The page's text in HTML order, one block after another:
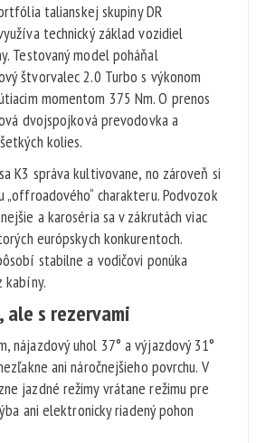
talianskej skupiny DR
technický základ vozidiel
Testovaný model poháňal
štvorvalec 2.0 Turbo s výkonom
momentom 375 Nm. O prenos
dvojspojková prevodovka a
kolies.
K3 správa kultivovane, no zároveň si
„offroadového“ charakteru. Podvozok
a karoséria sa v zákrutách viac
európskych konkurentoch.
stabilne a vodičovi ponúka
kabíny.
ale s rezervami
nájazdový uhol 37° a výjazdový 31°
ani náročnejšieho povrchu. V
jazdné režimy vrátane režimu pre
ani elektronicky riadený pohon